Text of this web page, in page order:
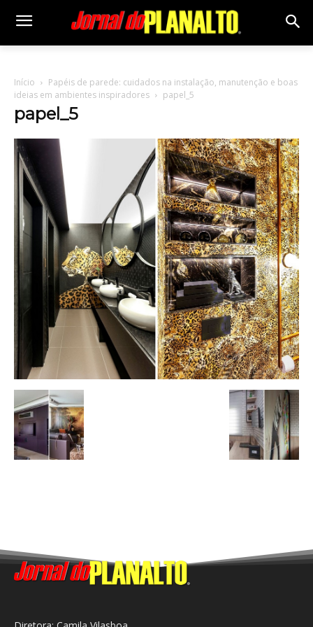
Início
Papéis de parede: cuidados na instalação, manutenção e boas
ideias em ambientes inspiradores
papel_5
papel_5